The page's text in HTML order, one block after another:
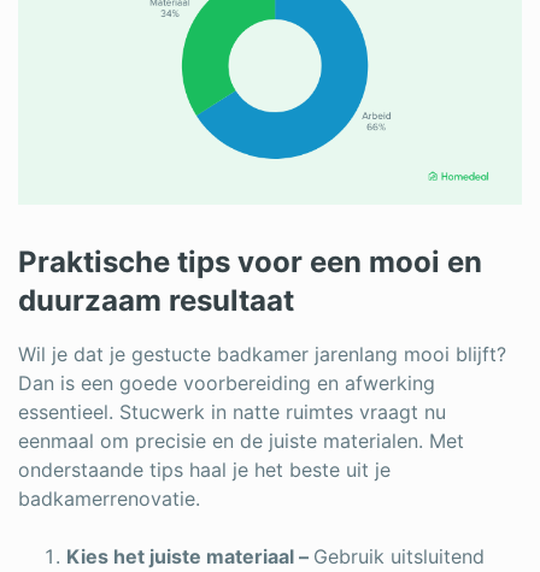
Praktische tips voor een mooi en
duurzaam resultaat
Wil je dat je gestucte badkamer jarenlang mooi blijft?
Dan is een goede voorbereiding en afwerking
essentieel. Stucwerk in natte ruimtes vraagt nu
eenmaal om precisie en de juiste materialen. Met
onderstaande tips haal je het beste uit je
badkamerrenovatie.
Kies het juiste materiaal – Gebruik uitsluitend